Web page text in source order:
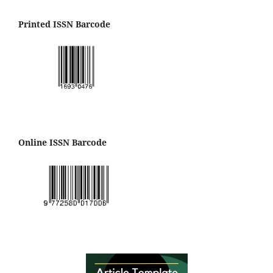
Printed ISSN Barcode
Online ISSN Barcode